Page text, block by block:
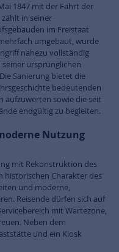
1847 mit der Fahrt der
in seiner
im Freistaat
umgebaut, wurde
nahezu vollständig
ursprünglichen
Sanierung bietet die
bedeutenden
aufzuwerten sowie die seit
endgültig zu begleiten.
Nutzung
mit Rekonstruktion des
historischen Charakter des
und moderne,
Reisende dürfen sich auf
mit Wartezone,
Neben dem
und ein Kiosk